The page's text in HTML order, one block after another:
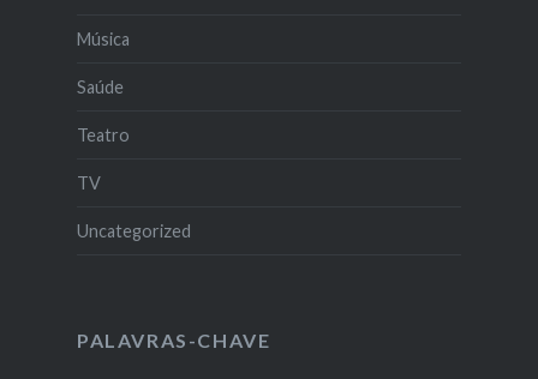
Música
Saúde
Teatro
TV
Uncategorized
PALAVRAS-CHAVE